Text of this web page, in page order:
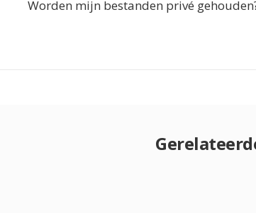
Worden mijn bestanden privé